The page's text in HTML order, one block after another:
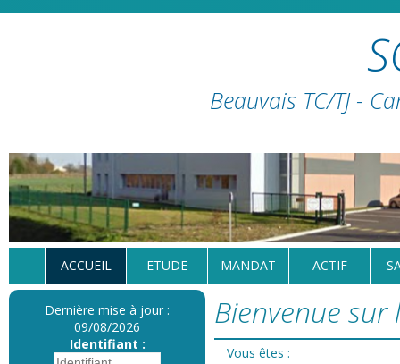
Beauvais TC/TJ -
ACCUEIL ETUDE MANDAT ACTIF
Dernière mise à jour :
09/08/2026
Identifiant :
Bienvenue sur
Vous êtes :